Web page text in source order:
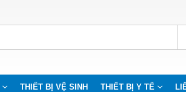
THIẾT BỊ VỆ SINH THIẾT BỊ Y TẾ